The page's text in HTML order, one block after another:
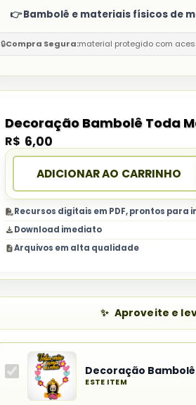
👉 Bambolê e materiais físicos de
🔒Compra Segura:material protegido com
Decoração Bambolê Toda
R$ 6,00
ADICIONAR AO CARRINHO
Recursos digitais em PDF, prontos para
Download imediato
Arquivos em alta qualidade
Aproveite e
Produto
Decoração
ESTE ITEM